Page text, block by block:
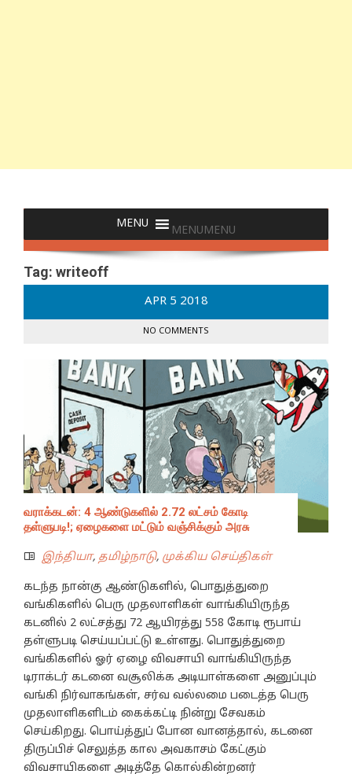
MENUMENU
Tag: writeoff
APR 5 2018
NO COMMENTS
வராக்கடன்: 4 ஆண்டுகளில் 2.72 லட்சம் கோடி
தள்ளுபடி!; ஏழைகளை மட்டும் வஞ்சிக்கும் அரசு
இந்தியா, தமிழ்நாடு, முக்கிய செய்திகள்
கடந்த நான்கு ஆண்டுகளில், பொதுத்துறை
வங்கிகளில் பெரு முதலாளிகள் வாங்கியிருந்த
கடனில் 2 லட்சத்து 72 ஆயிரத்து 558 கோடி ரூபாய்
தள்ளுபடி செய்யப்பட்டு உள்ளது. பொதுத்துறை
வங்கிகளில் ஓர் ஏழை விவசாயி வாங்கியிருந்த
டிராக்டர் கடனை வசூலிக்க அடியாள்களை அனுப்பும்
வங்கி நிர்வாகங்கள், சர்வ வல்லமை படைத்த பெரு
முதலாளிகளிடம் கைக்கட்டி நின்று சேவகம்
செய்கிறது. பொய்த்துப் போன வானத்தால், கடனை
திருப்பிச் செலுத்த கால அவகாசம் கேட்கும்
விவசாயிகளை அடித்தே கொல்கின்றனர்